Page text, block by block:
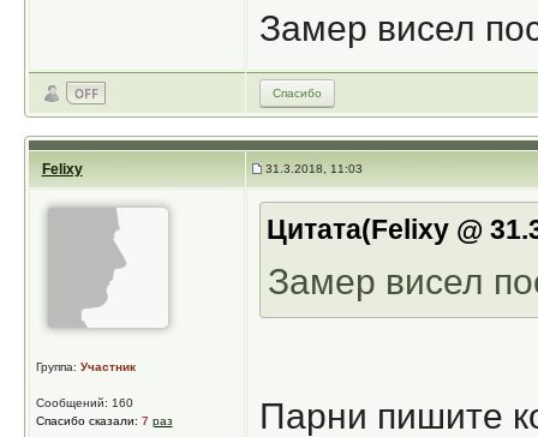
Замер висел
Спасибо
Felixy 31.3.2018, 11:03
Группа: Участник
Сообщений: 160
Спасибо сказали: 7 раз
Цитата(Felixy @
Замер висел
Парни пишите